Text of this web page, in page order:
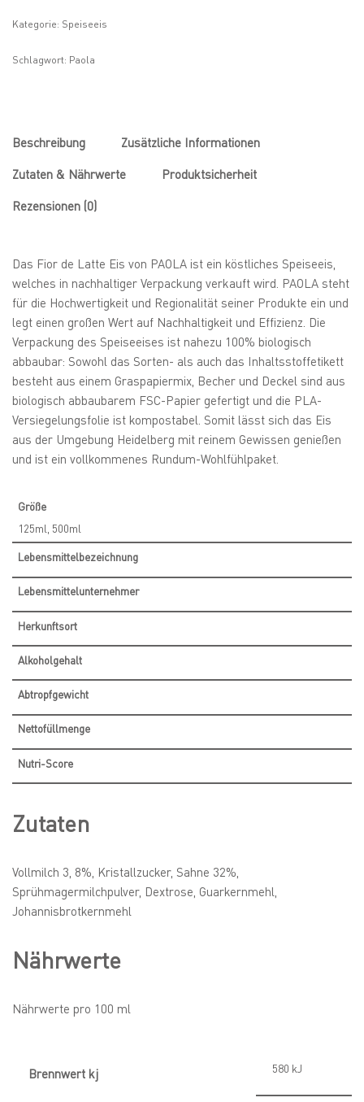
Kategorie: Speiseeis
Schlagwort: Paola
Beschreibung
Zusätzliche Informationen
Zutaten & Nährwerte
Produktsicherheit
Rezensionen (0)
Das Fior de Latte Eis von PAOLA ist ein köstliches Speiseeis,
welches in nachhaltiger Verpackung verkauft wird. PAOLA steht
für die Hochwertigkeit und Regionalität seiner Produkte ein und
legt einen großen Wert auf Nachhaltigkeit und Effizienz. Die
Verpackung des Speiseeises ist nahezu 100% biologisch
abbaubar: Sowohl das Sorten- als auch das Inhaltsstoffetikett
besteht aus einem Graspapiermix, Becher und Deckel sind aus
biologisch abbaubarem FSC-Papier gefertigt und die PLA-
Versiegelungsfolie ist kompostabel. Somit lässt sich das Eis
aus der Umgebung Heidelberg mit reinem Gewissen genießen
und ist ein vollkommenes Rundum-Wohlfühlpaket.
Größe
125ml, 500ml
Lebensmittelbezeichnung
Lebensmittelunternehmer
Herkunftsort
Alkoholgehalt
Abtropfgewicht
Nettofüllmenge
Nutri-Score
Zutaten
Vollmilch 3, 8%, Kristallzucker, Sahne 32%,
Sprühmagermilchpulver, Dextrose, Guarkernmehl,
Johannisbrotkernmehl
Nährwerte
Nährwerte pro 100 ml
Brennwert kj 580 kJ